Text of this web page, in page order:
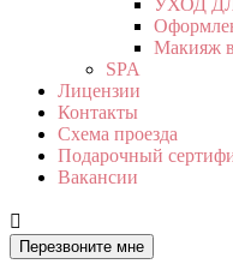
Макияж
SPA
Лицензии
Контакты
Схема проезда
Подарочный
Вакансии

Перезвоните мне